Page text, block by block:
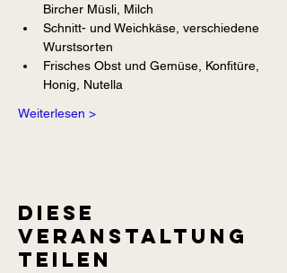
Bircher Müsli, Milch
Schnitt- und Weichkäse, verschiedene
Wurstsorten
Frisches Obst und Gemüse, Konfitüre,
Honig, Nutella
Weiterlesen >
Diese
Veranstaltung
teilen